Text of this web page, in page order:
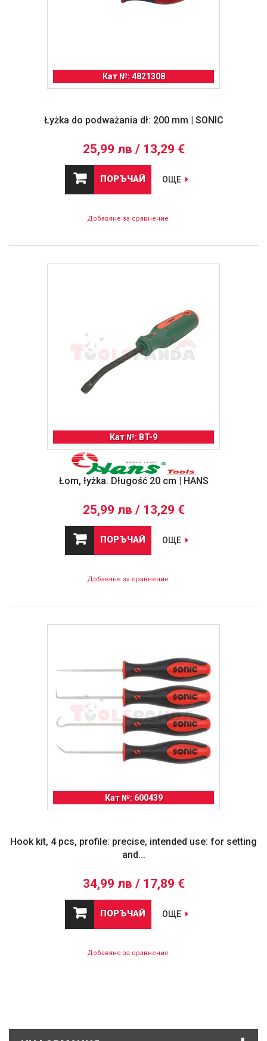
Кат №: 4821308
Łyżka do podważania dł: 200 mm | SONIC
25,99 лв / 13,29 €
ПОРЪЧАЙ ОЩЕ
Добавяне за сравнение
Кат №: BT-9
Łom, łyżka. Długość 20 cm | HANS
25,99 лв / 13,29 €
ПОРЪЧАЙ ОЩЕ
Добавяне за сравнение
Кат №: 600439
Hook kit, 4 pcs, profile: precise, intended use: for setting
and...
34,99 лв / 17,89 €
ПОРЪЧАЙ ОЩЕ
Добавяне за сравнение